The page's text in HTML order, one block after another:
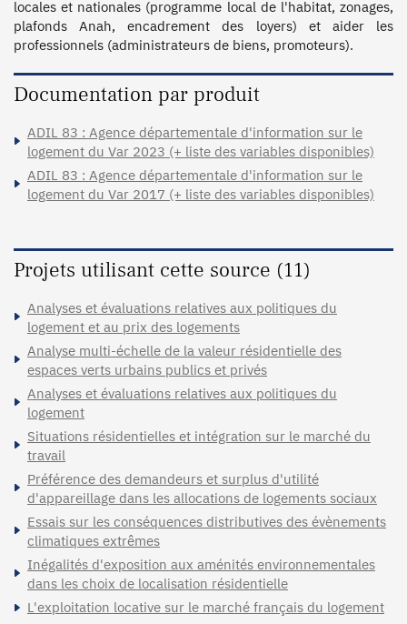
locales et nationales (programme local de l'habitat, zonages,
plafonds Anah, encadrement des loyers) et aider les
Documentation par produit
ADIL 83 : Agence départementale d'information sur le
logement du Var 2023 (+ liste des variables disponibles)
ADIL 83 : Agence départementale d'information sur le
logement du Var 2017 (+ liste des variables disponibles)
Projets utilisant cette source (11)
Analyses et évaluations relatives aux politiques du
logement et au prix des logements
Analyse multi-échelle de la valeur résidentielle des
espaces verts urbains publics et privés
Analyses et évaluations relatives aux politiques du
logement
Situations résidentielles et intégration sur le marché du
travail
Préférence des demandeurs et surplus d'utilité
d'appareillage dans les allocations de logements sociaux
Essais sur les conséquences distributives des évènements
climatiques extrêmes
Inégalités d'exposition aux aménités environnementales
dans les choix de localisation résidentielle
L'exploitation locative sur le marché français du logement